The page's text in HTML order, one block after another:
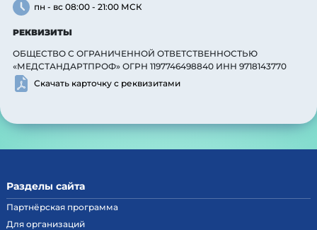
пн - вс 08:00 - 21:00 МСК
РЕКВИЗИТЫ
ОБЩЕСТВО С ОГРАНИЧЕННОЙ ОТВЕТСТВЕННОСТЬЮ
«МЕДСТАНДАРТПРОФ» ОГРН 1197746498840 ИНН 9718143770
Скачать карточку с реквизитами
Разделы сайта
Партнёрская программа
Для организаций